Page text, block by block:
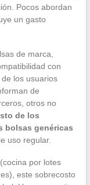
Pocos abordan
un gasto
de marca,
con
los usuarios
de
otros no
de los
bolsas genéricas
uso regular.
por lotes
este sobrecosto